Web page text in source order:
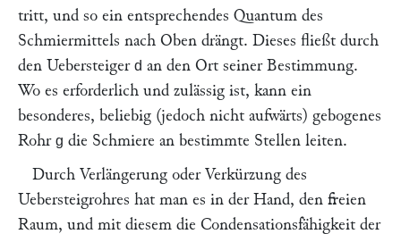
tritt, und so ein entsprechendes Quantum des
Schmiermittels nach Oben drängt. Dieses fließt durch
den Uebersteiger d an den Ort seiner Bestimmung.
Wo es erforderlich und zulässig ist, kann ein
besonderes, beliebig (jedoch nicht aufwärts) gebogenes
Rohr g die Schmiere an bestimmte Stellen leiten.
Durch Verlängerung oder Verkürzung des
Uebersteigrohres hat man es in der Hand, den freien
Raum, und mit diesem die Condensationsfähigkeit der